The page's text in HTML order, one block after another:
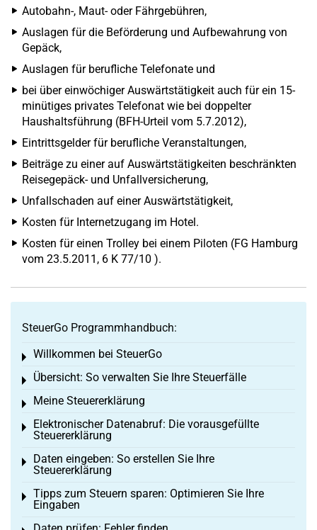
Autobahn-, Maut- oder Fährgebühren,
Auslagen für die Beförderung und Aufbewahrung von
Gepäck,
Auslagen für berufliche Telefonate und
bei über einwöchiger Auswärtstätigkeit auch für ein 15-
minütiges privates Telefonat wie bei doppelter
Haushaltsführung (BFH-Urteil vom 5.7.2012),
Eintrittsgelder für berufliche Veranstaltungen,
Beiträge zu einer auf Auswärtstätigkeiten beschränkten
Reisegepäck- und Unfallversicherung,
Unfallschaden auf einer Auswärtstätigkeit,
Kosten für Internetzugang im Hotel.
Kosten für einen Trolley bei einem Piloten (FG Hamburg
vom 23.5.2011, 6 K 77/10 ).
SteuerGo Programmhandbuch:
Willkommen bei SteuerGo
Toggle menu
Übersicht: So verwalten Sie Ihre Steuerfälle
Toggle menu
Meine Steuererklärung
Toggle menu
Elektronischer Datenabruf: Die vorausgefüllte
Steuererklärung
Toggle menu
Daten eingeben: So erstellen Sie Ihre
Steuererklärung
Toggle menu
Tipps zum Steuern sparen: Optimieren Sie Ihre
Eingaben
Toggle menu